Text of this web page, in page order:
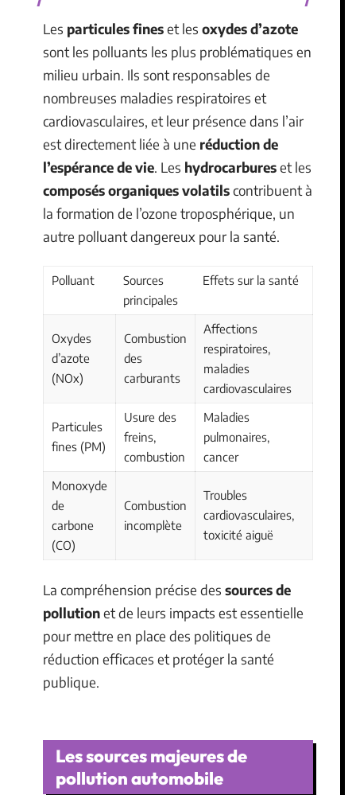
Les particules fineset les oxydes d’azote
sont les polluants les plus problématiques en
milieu urbain. Ils sont responsables de
nombreuses maladies respiratoires et
cardiovasculaires, et leur présence dans l’air
est directement liée à une réduction de
l’espérance de vie. Les hydrocarbureset les
composés organiques volatilscontribuent à
la formation de l’ozone troposphérique, un
autre polluant dangereux pour la santé.
Polluant
Sources
principales
Effets sur la santé
Oxydes
d’azote
(NOx)
Combustion
des
carburants
Affections
respiratoires,
maladies
cardiovasculaires
Particules
fines (PM)
Usure des
freins,
combustion
Maladies
pulmonaires,
cancer
Monoxyde
de
carbone
(CO)
Combustion
incomplète
Troubles
cardiovasculaires,
toxicité aiguë
La compréhension précise des sources de
pollutionet de leurs impacts est essentielle
pour mettre en place des politiques de
réduction efficaces et protéger la santé
publique.
Les sources majeures de
pollution automobile